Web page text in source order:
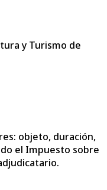
y Turismo de
objeto, duración,
el Impuesto sobre